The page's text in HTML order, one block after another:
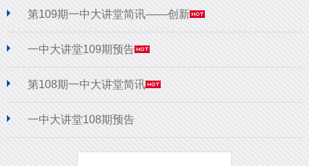
第109期一中大讲堂简讯——创新
一中大讲堂109期预告
第108期一中大讲堂简讯
一中大讲堂108期预告